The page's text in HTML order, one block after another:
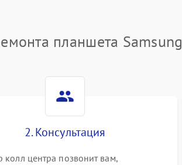
планшета Samsung
2. Консультация
колл центра позвонит вам,